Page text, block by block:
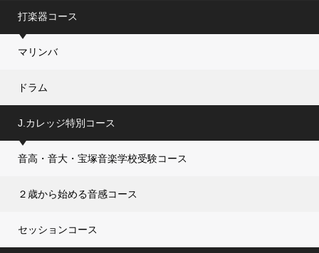
打楽器コース
マリンバ
ドラム
J.カレッジ特別コース
音高・音大・宝塚音楽学校受験コース
２歳から始める音感コース
セッションコース